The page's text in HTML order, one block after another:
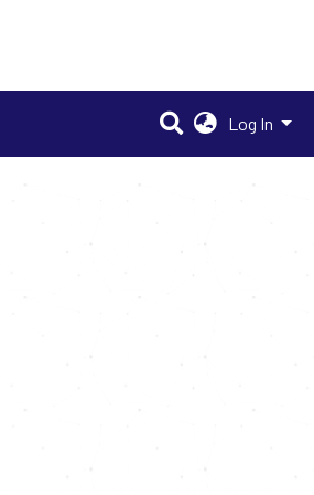
Log In